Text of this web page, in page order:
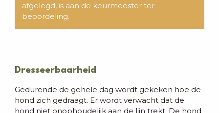
afgelegd, is aan de keurmeester ter
beoordeling.
Dresseerbaarheid
Gedurende de gehele dag wordt gekeken hoe de
hond zich gedraagt. Er wordt verwacht dat de
hond niet onophoudelijk aan de lijn trekt. De hond